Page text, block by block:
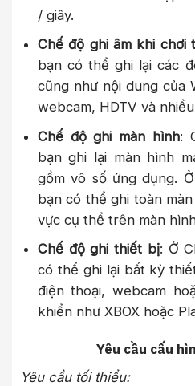
/ giây.
Chế độ ghi âm khi chơi
bạn có thể ghi lại các
cũng như nội dung của
webcam, HDTV và
Chế độ ghi màn hình:
bạn ghi lại màn hình
gồm vô số ứng dụng.
bạn có thể ghi toàn
vực cụ thể trên màn
Chế độ ghi thiết bị: Ở
có thể ghi lại bất kỳ
điện thoại, webcam
khiển như XBOX hoặc
Yêu cầu cấu
Yêu cầu tối thiểu: